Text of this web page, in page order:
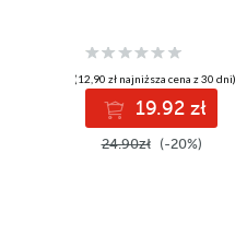
(12,90 zł najniższa cena z 30 dni)
19.92 zł
24.90zł (-20%)